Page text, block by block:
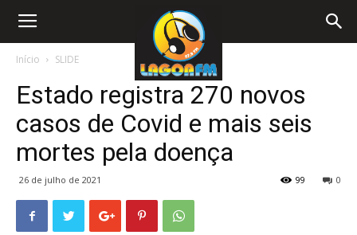
Início SLIDE
Estado registra 270 novos
casos de Covid e mais seis
mortes pela doença
26 de julho de 2021 0
99